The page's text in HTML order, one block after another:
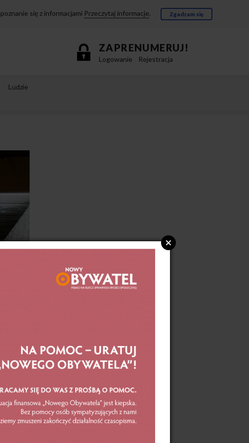
się z informacjami Przeczytaj informacje. Zgadzam się
ZAPRENUMERUJ!
Logowanie Rejestracja
Ludzie